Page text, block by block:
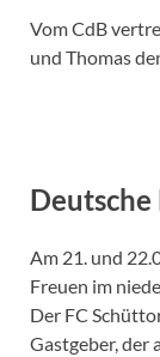
Vom CdB
und Thomas
Am 21. und
Freuen im
Der FC
Gastgeber, der